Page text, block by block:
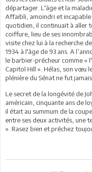
départager. L'âge et la
Affaibli, amoindri et
quotidien, il continuait à aller
coiffure, lieu de ses
visite chez lui à la recherche
1934 à l'âge de 93 ans. A
le barbier-prêcheur comme «
Capitol Hill ». Hélas, son vœu
plénière du Sénat ne fut jamais
Le secret de la longévité de
américain, cinquante ans de
il était au summum de la
entre ses deux activités, une
». Rasez bien et prêchez